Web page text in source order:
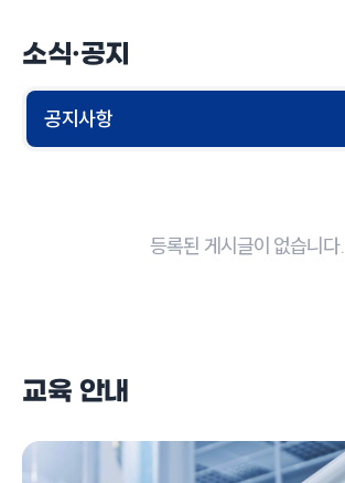
소식·공지
등록된 게시글이 없습니다.
교육 안내